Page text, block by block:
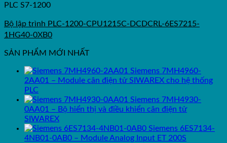
PLC S7-1200
Bộ lập trình PLC-1200-CPU1215C-DCDCRL-6ES7215-
1HG40-0XB0
SẢN PHẨM MỚI NHẤT
Siemens 7MH4960-
2AA01 – Module cân điện tử SIWAREX cho hệ thống
PLC
Siemens 7MH4930-
0AA01 – Bộ hiển thị và điều khiển cân điện tử
SIWAREX
Siemens 6ES7134-
4NB01-0AB0 – Module Analog Input ET 200S